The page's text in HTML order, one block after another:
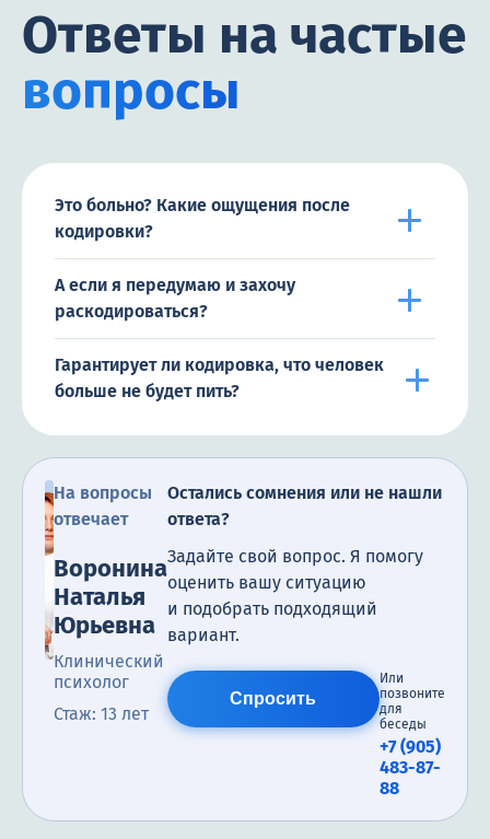
Ответы на частые
вопросы
Это больно? Какие ощущения после
кодировки?
А если я передумаю и захочу
раскодироваться?
Гарантирует ли кодировка, что человек
больше не будет пить?
На вопросы
отвечает
Воронина
Наталья
Юрьевна
Клинический
психолог
Стаж: 13 лет
Остались сомнения или не нашли
ответа?
Задайте свой вопрос. Я помогу
оценить вашу ситуацию
и подобрать подходящий
вариант.
Спросить
Или
позвоните
для
беседы
+7 (905)
483-87-
88